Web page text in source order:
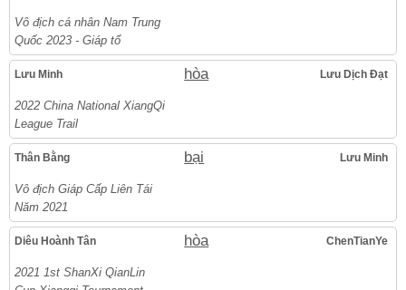
Vô địch cá nhân Nam Trung
Quốc 2023 - Giáp tổ
Lưu Minh hòa Lưu Dịch Đạt
2022 China National XiangQi
League Trail
Thân Bằng bại Lưu Minh
Vô địch Giáp Cấp Liên Tái
Năm 2021
Diêu Hoành Tân hòa ChenTianYe
2021 1st ShanXi QianLin